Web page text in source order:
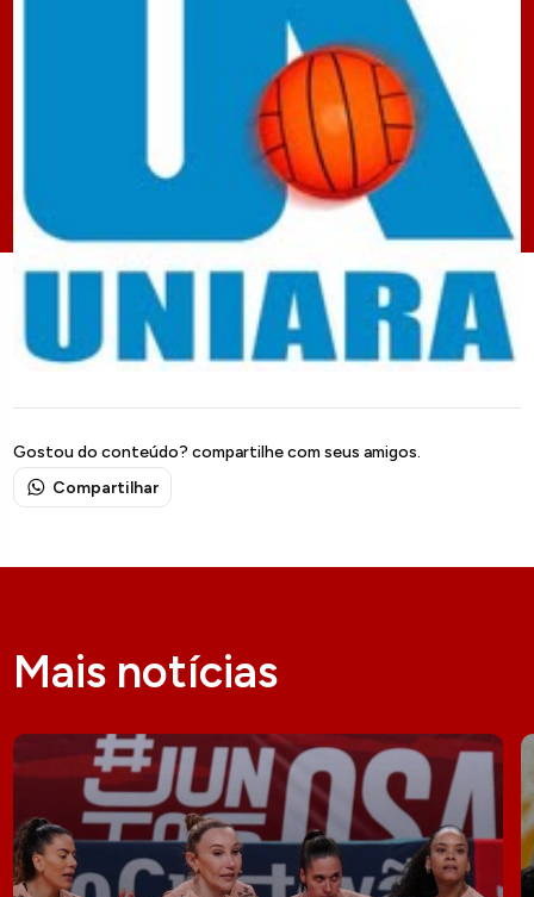
Gostou do conteúdo? compartilhe com seus amigos.
Compartilhar
Mais notícias